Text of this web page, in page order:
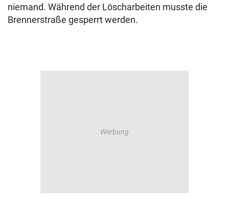
niemand. Während der Löscharbeiten musste die
Brennerstraße gesperrt werden.